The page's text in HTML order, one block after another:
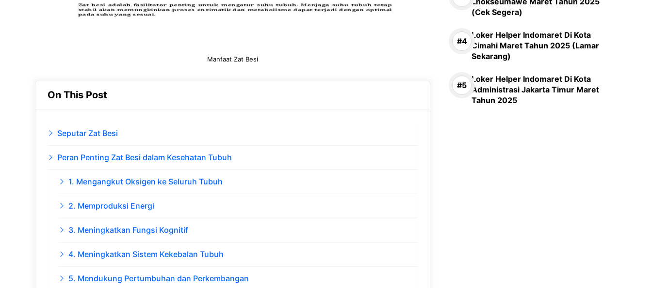
Manfaat Zat Besi
On This Post
Seputar Zat Besi
Peran Penting Zat Besi dalam Kesehatan Tubuh
1. Mengangkut Oksigen ke Seluruh Tubuh
2. Memproduksi Energi
3. Meningkatkan Fungsi Kognitif
4. Meningkatkan Sistem Kekebalan Tubuh
5. Mendukung Pertumbuhan dan Perkembangan
(Cek Segera)
Loker Helper Indomaret Di Kota
Cimahi Maret Tahun 2025 (Lamar
Sekarang)
Loker Helper Indomaret Di Kota
Administrasi Jakarta Timur Maret
Tahun 2025